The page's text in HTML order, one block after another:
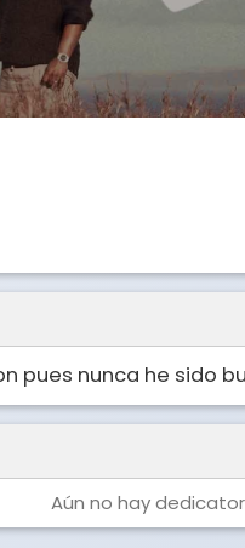
pues nunca he sido
Aún no hay